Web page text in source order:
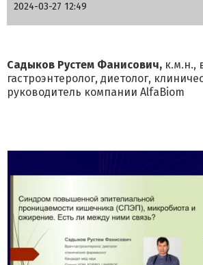
2024-03-27 12:49
Садыков Рустем Фанисович, к.м.н.,
гастроэнтеролог, диетолог,
руководитель компании AlfaBiom